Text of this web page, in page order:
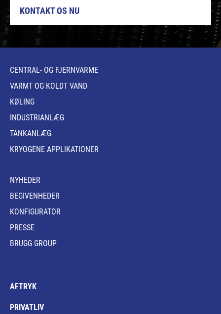
KONTAKT OS NU
CENTRAL- OG FJERNVARME
VARMT OG KOLDT VAND
KØLING
INDUSTRIANLÆG
TANKANLÆG
KRYOGENE APPLIKATIONER
NYHEDER
BEGIVENHEDER
KONFIGURATOR
PRESSE
BRUGG GROUP
AFTRYK
PRIVATLIV